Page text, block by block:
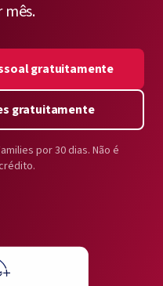
mês.
gratuitamente
gratuitamente
por 30 dias. Não é